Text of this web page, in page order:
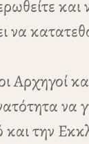
να
Αρχηγοί
να
την